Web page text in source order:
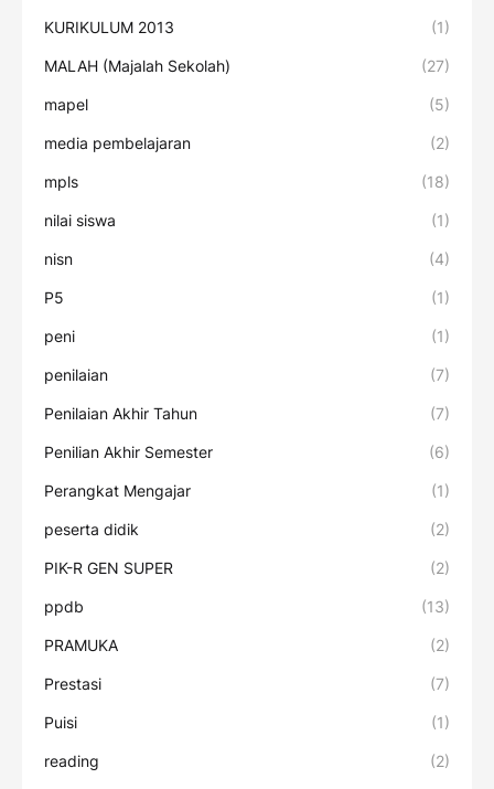
KURIKULUM 2013 (1)
MALAH (Majalah Sekolah) (27)
mapel (5)
media pembelajaran (2)
mpls (18)
nilai siswa (1)
nisn (4)
P5 (1)
peni (1)
penilaian (7)
Penilaian Akhir Tahun (7)
Penilian Akhir Semester (6)
Perangkat Mengajar (1)
peserta didik (2)
PIK-R GEN SUPER (2)
ppdb (13)
PRAMUKA (2)
Prestasi (7)
Puisi (1)
reading (2)